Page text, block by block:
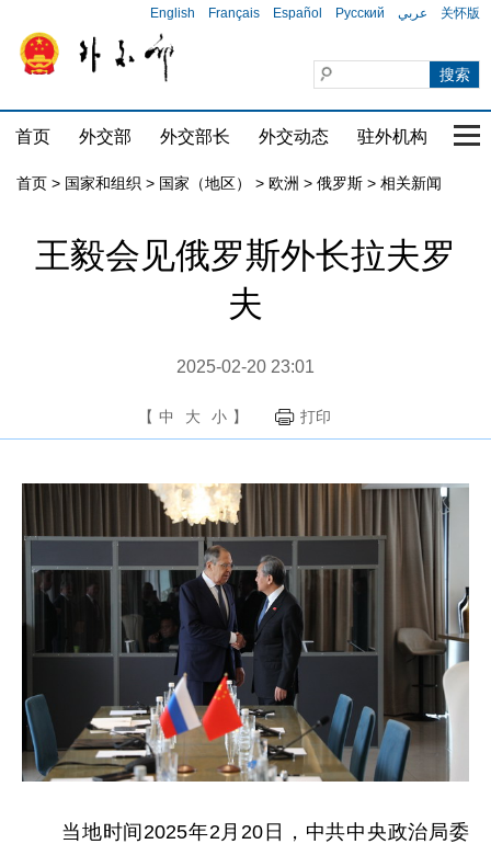
English Français Español Русский عربي 关怀版
首页 外交部 外交部长 外交动态 驻外机构 国
首页 > 国家和组织 > 国家（地区） > 欧洲 > 俄罗斯 > 相关新闻
王毅会见俄罗斯外长拉夫罗
夫
2025-02-20 23:01
【 中 大 小 】 打印
当地时间2025年2月20日，中共中央政治局委